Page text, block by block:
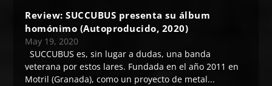
Review: SUCCUBUS presenta su álbum
homónimo (Autoproducido, 2020)
May 19, 2020
SUCCUBUS es, sin lugar a dudas, una banda
veterana por estos lares. Fundada en el año 2011 en
Motril (Granada), como un proyecto de metal...